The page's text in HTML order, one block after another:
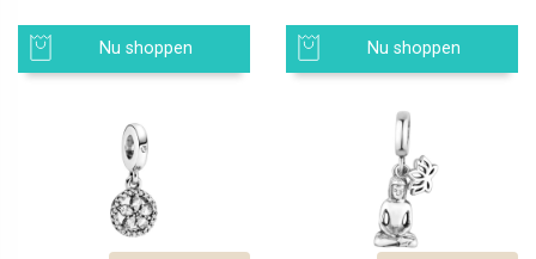
Nu shoppen Nu shoppen